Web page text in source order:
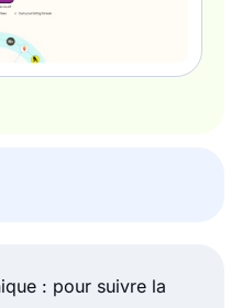
: pour suivre la